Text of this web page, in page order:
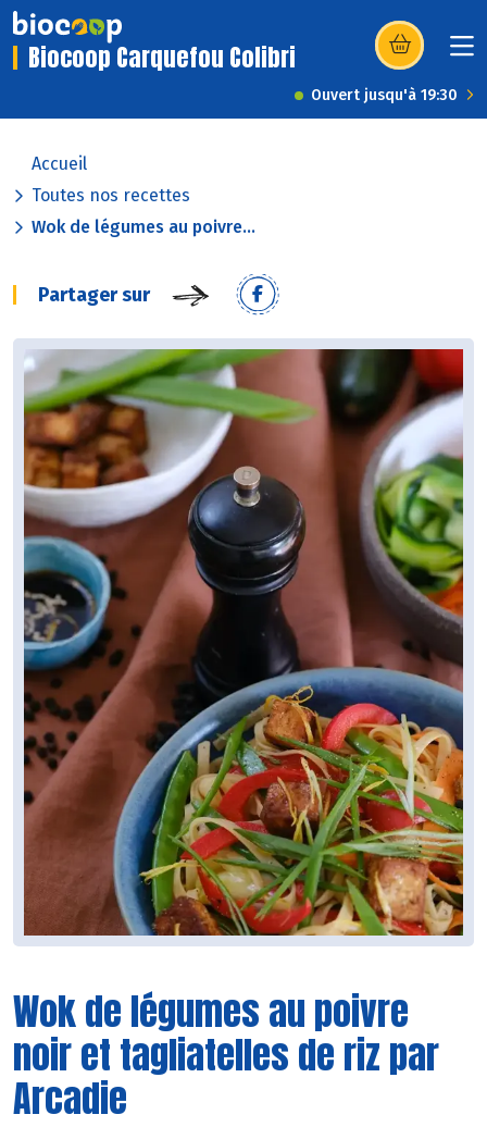
Biocoop Carquefou Colibri (s’ouvre dans
Ouvert jusqu'à 19:30
Accueil
Toutes nos recettes
Wok de légumes au poivre...
Partager sur
Wok de légumes au poivre
noir et tagliatelles de riz par
Arcadie